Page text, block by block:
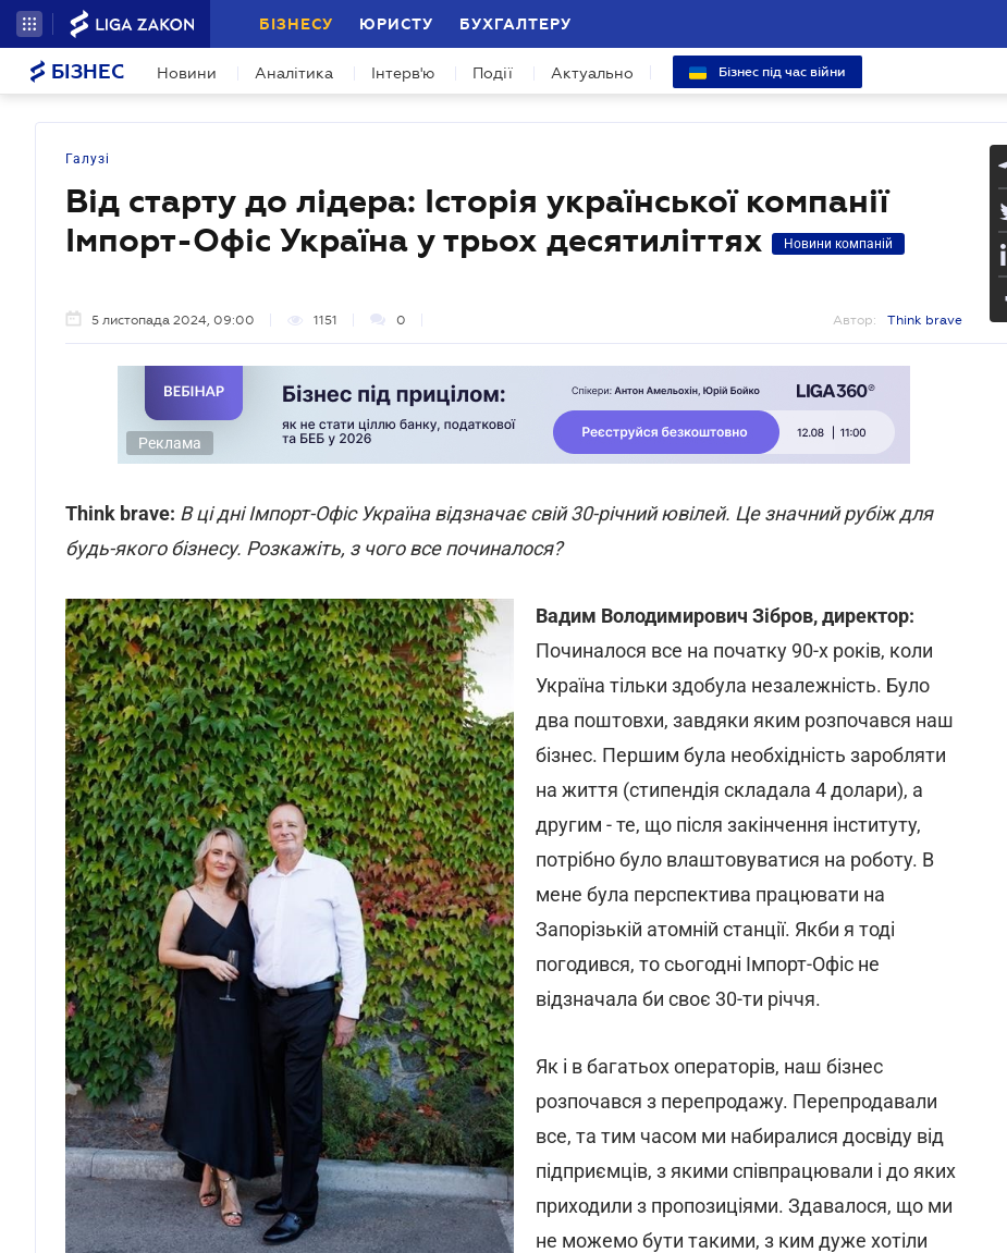
БІЗНЕСУ ЮРИСТУ БУХГАЛТЕРУ
БІЗНЕС Новини Аналітика Інтерв'ю Події Актуально Бізнес під час війни
Галузі
Від старту до лідера: Історія української компанії
Імпорт-Офіс Україна у трьох десятиліттях
Новини компаній
5 листопада 2024, 09:00 1151 0 Автор: Think brave
Реклама
Think brave: В ці дні Імпорт-Офіс Україна відзначає свій 30-річний ювілей. Це значний рубіж для
будь-якого бізнесу. Розкажіть, з чого все починалося?
Вадим Володимирович Зібров, директор:
Починалося все на початку 90-х років, коли
Україна тільки здобула незалежність. Було
два поштовхи, завдяки яким розпочався наш
бізнес. Першим була необхідність заробляти
на життя (стипендія складала 4 долари), а
другим - те, що після закінчення інституту,
потрібно було влаштовуватися на роботу. В
мене була перспектива працювати на
Запорізькій атомній станції. Якби я тоді
погодився, то сьогодні Імпорт-Офіс не
відзначала би своє 30-ти річчя.
Як і в багатьох операторів, наш бізнес
розпочався з перепродажу. Перепродавали
все, та тим часом ми набиралися досвіду від
підприємців, з якими співпрацювали і до яких
приходили з пропозиціями. Здавалося, що ми
не можемо бути такими, з ким дуже хотіли